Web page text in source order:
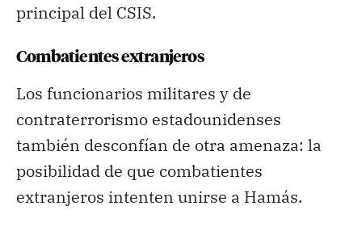
principal del CSIS.
Combatientes extranjeros
Los funcionarios militares y de
contraterrorismo estadounidenses
también desconfían de otra amenaza: la
posibilidad de que combatientes
extranjeros intenten unirse a Hamás.